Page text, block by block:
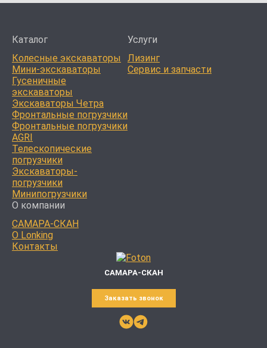
Каталог
Колесные экскаваторы
Мини-экскаваторы
Гусеничные
экскаваторы
Экскаваторы Четра
Фронтальные погрузчики
Фронтальные погрузчики
AGRI
Телескопические
погрузчики
Экскаваторы-
погрузчики
Минипогрузчики
Услуги
Лизинг
Сервис и запчасти
О компании
САМАРА-СКАН
О Lonking
Контакты
САМАРА-СКАН
Заказать звонок